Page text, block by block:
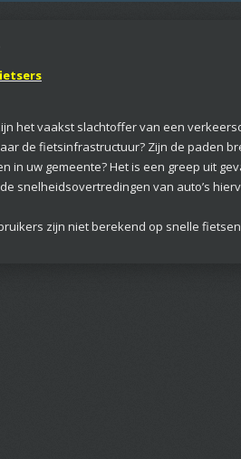
het vaakst slachtoffer van een
de fietsinfrastructuur? Zijn de paden
in uw gemeente? Het is een greep uit
snelheidsovertredingen van auto’s
zijn niet berekend op snelle